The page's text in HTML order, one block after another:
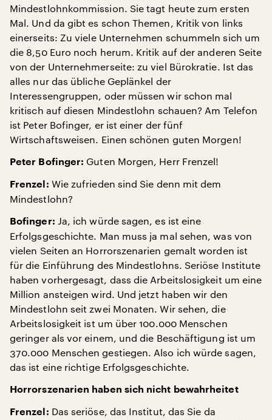
Mindestlohnkommission. Sie tagt heute zum ersten
Mal. Und da gibt es schon Themen, Kritik von links
einerseits: Zu viele Unternehmen schummeln sich um
die 8,50 Euro noch herum. Kritik auf der anderen Seite
von der Unternehmerseite: zu viel Bürokratie. Ist das
alles nur das übliche Geplänkel der
Interessengruppen, oder müssen wir schon mal
kritisch auf diesen Mindestlohn schauen? Am Telefon
ist Peter Bofinger, er ist einer der fünf
Wirtschaftsweisen. Einen schönen guten Morgen!
Peter Bofinger: Guten Morgen, Herr Frenzel!
Frenzel: Wie zufrieden sind Sie denn mit dem
Mindestlohn?
Bofinger: Ja, ich würde sagen, es ist eine
Erfolgsgeschichte. Man muss ja mal sehen, was von
vielen Seiten an Horrorszenarien gemalt worden ist
für die Einführung des Mindestlohns. Seriöse Institute
haben vorhergesagt, dass die Arbeitslosigkeit um eine
Million ansteigen wird. Und jetzt haben wir den
Mindestlohn seit zwei Monaten. Wir sehen, die
Arbeitslosigkeit ist um über 100.000 Menschen
geringer als vor einem, und die Beschäftigung ist um
370.000 Menschen gestiegen. Also ich würde sagen,
das ist eine richtige Erfolgsgeschichte.
Horrorszenarien haben sich nicht bewahrheitet
Frenzel: Das seriöse, das Institut, das Sie da